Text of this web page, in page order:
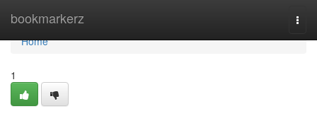
bookmarkerz
Home
Home
1